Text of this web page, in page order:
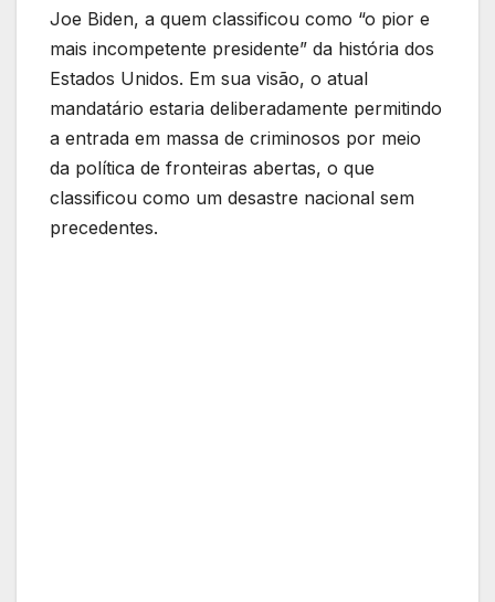
Joe Biden, a quem classificou como “o pior e
mais incompetente presidente” da história dos
Estados Unidos. Em sua visão, o atual
mandatário estaria deliberadamente permitindo
a entrada em massa de criminosos por meio
da política de fronteiras abertas, o que
classificou como um desastre nacional sem
precedentes.